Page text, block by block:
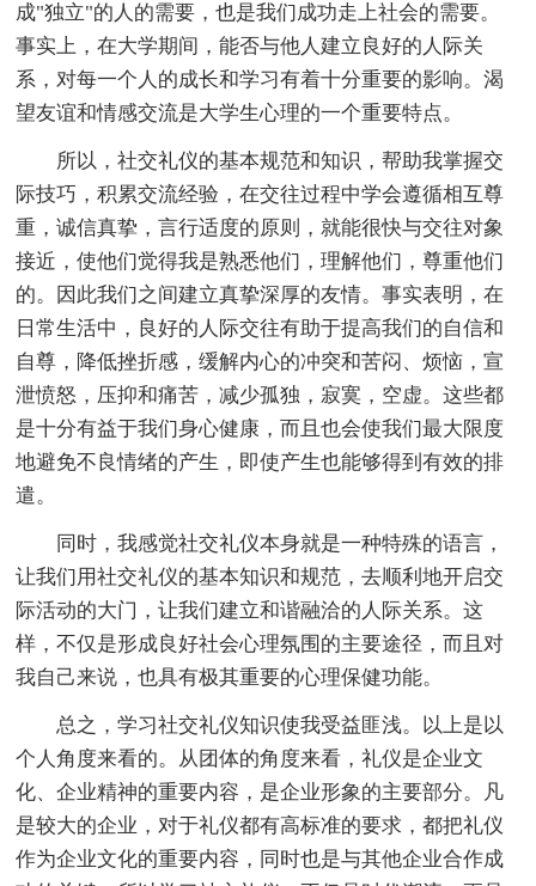
成"独立"的人的需要，也是我们成功走上社会的需要。
事实上，在大学期间，能否与他人建立良好的人际关
系，对每一个人的成长和学习有着十分重要的影响。渴
望友谊和情感交流是大学生心理的一个重要特点。
所以，社交礼仪的基本规范和知识，帮助我掌握交
际技巧，积累交流经验，在交往过程中学会遵循相互尊
重，诚信真挚，言行适度的原则，就能很快与交往对象
接近，使他们觉得我是熟悉他们，理解他们，尊重他们
的。因此我们之间建立真挚深厚的友情。事实表明，在
日常生活中，良好的人际交往有助于提高我们的自信和
自尊，降低挫折感，缓解内心的冲突和苦闷、烦恼，宣
泄愤怒，压抑和痛苦，减少孤独，寂寞，空虚。这些都
是十分有益于我们身心健康，而且也会使我们最大限度
地避免不良情绪的产生，即使产生也能够得到有效的排
遣。
同时，我感觉社交礼仪本身就是一种特殊的语言，
让我们用社交礼仪的基本知识和规范，去顺利地开启交
际活动的大门，让我们建立和谐融洽的人际关系。这
样，不仅是形成良好社会心理氛围的主要途径，而且对
我自己来说，也具有极其重要的心理保健功能。
总之，学习社交礼仪知识使我受益匪浅。以上是以
个人角度来看的。从团体的角度来看，礼仪是企业文
化、企业精神的重要内容，是企业形象的主要部分。凡
是较大的企业，对于礼仪都有高标准的要求，都把礼仪
作为企业文化的重要内容，同时也是与其他企业合作成